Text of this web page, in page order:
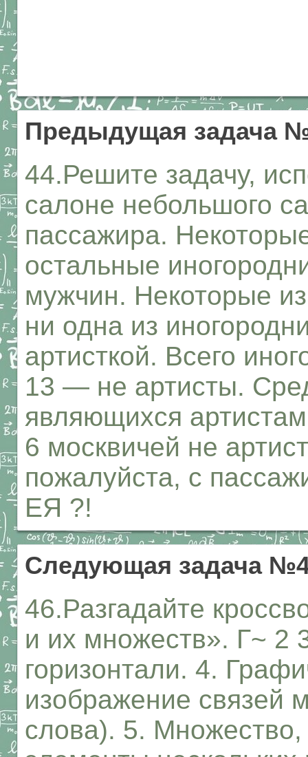
Предыдущая задача
44.Решите задачу,
салоне небольшого
пассажира.
остальные
мужчин. Некоторые
ни одна из
артисткой. Всего
13 — не артисты.
являющихся
6 москвичей не
пожалуйста, с
ЕЯ ?!
Следующая задача
46.Разгадайте
и их множеств». Г~ 2
горизонтали. 4.
изображение связей
слова). 5.